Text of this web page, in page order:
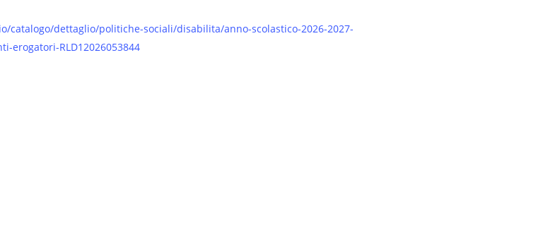
dettaglio/politiche-sociali/disabilita/anno-scolastico-2026-2027-
erogatori-RLD12026053844